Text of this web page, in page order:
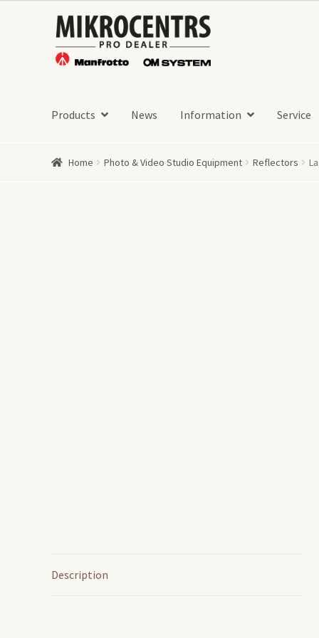
Skip
to
navigation
Skip
to
content
Products News Information Service
Home Photo & Video Studio Equipment Reflectors
Description